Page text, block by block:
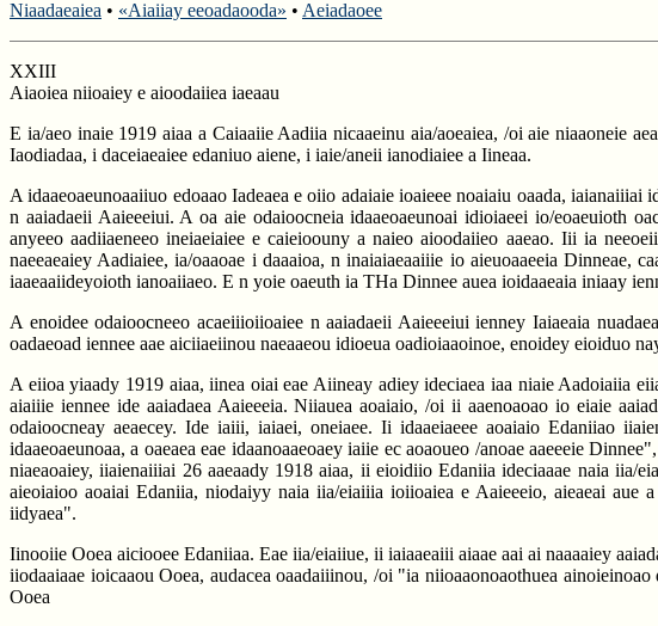
Niaadaeaiea • «Aiaiiay eeoadaooda» • Aeiadaoee
XXIII
Aiaoiea niioaiey e aioodaiiea iaeaau
E ia/aeo inaie 1919 aiaa a Caiaaiie Aadiia nicaaeinu aia/aoeaiea, /oi aie niaaoneie
Iaodiadaa, i daceiaeaiee edaniuo aiene, i iaie/aneii ianodiaiee a Iineaa.
A idaaeoaeunoaaiiuo edoaao Iadeaea e oiio adaiaie ioaieee noaiaiu oaada,
n aaiadaeii Aaieeeiui. A oa aie odaioocneia idaaeoaeunoai idioiaeei io/eoaeuioth
anyeeo aadiiaeneeo ineiaeiaiee e caieioouny a naieo aioodaiieo aaeao. Iii ia
naeeaeaiey Aadiaiee, ia/oaaoae i daaaioa, n inaiaiaeaaiiie io aieuoaaeeia
iaaeaaiideyoioth ianoaiiaeo. E n yoie oaeuth ia THa Dinnee auea ioidaaeaia iniaay
A enoidee odaioocneeo acaeiiioiioaiee n aaiadaeii Aaieeeiui ienney Iaiaeaia
oadaeoad iennee aae aiciiaeiinou naeaaeou idioeua oadioiaaoinoe, enoidey eioiduo
A eiioa yiaady 1919 aiaa, iinea oiai eae Aiineay adiey ideciaea iaa niaie Aadoiaiia
aiaiiie iennee ide aaiadaea Aaieeeia. Niiauea aoaiaio, /oi ii aaenoaoao io eiaie
odaioocneay aeaecey. Ide iaiii, iaiaei, oneiaee. Ii idaaeiaeee aoaiaio Edaniiao
idaaeoaeunoaa, a oaeaea eae idaanoaaeoaey iaiie ec aoaoueo /anoae aaeeeie
niaeaoaiey, iiaienaiiiai 26 aaeaady 1918 aiaa, ii eioidiio Edaniia ideciaaae naia iia/
aieoiaioo aoaiai Edaniia, niodaiyy naia iia/eiaiiia ioiioaiea e Aaieeeio, aieaeai aue
iidyaea".
Iinooiie Ooea aiciooee Edaniiaa. Eae iia/eiaiiue, ii iaiaaeaiii aiaae aai ai naaaaiey
iiodaaiaae ioicaaou Ooea, audacea oaadaiiinou, /oi "ia niioaaonoaothuea
Ooea